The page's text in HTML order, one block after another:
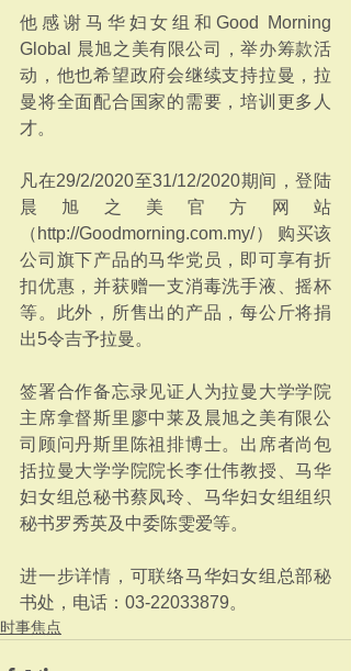
他感谢马华妇女组和Good Morning
Global 晨旭之美有限公司，举办筹款活
动，他也希望政府会继续支持拉曼，拉
曼将全面配合国家的需要，培训更多人
才。
凡在29/2/2020至31/12/2020期间，登陆
晨旭之美官方网站
（http://Goodmorning.com.my/） 购买该
公司旗下产品的马华党员，即可享有折
扣优惠，并获赠一支消毒洗手液、摇杯
等。此外，所售出的产品，每公斤将捐
出5令吉予拉曼。
签署合作备忘录见证人为拉曼大学学院
主席拿督斯里廖中莱及晨旭之美有限公
司顾问丹斯里陈祖排博士。出席者尚包
括拉曼大学学院院长李仕伟教授、马华
妇女组总秘书蔡凤玲、马华妇女组组织
秘书罗秀英及中委陈雯爱等。
进一步详情，可联络马华妇女组总部秘
书处，电话：03-22033879。
时事焦点